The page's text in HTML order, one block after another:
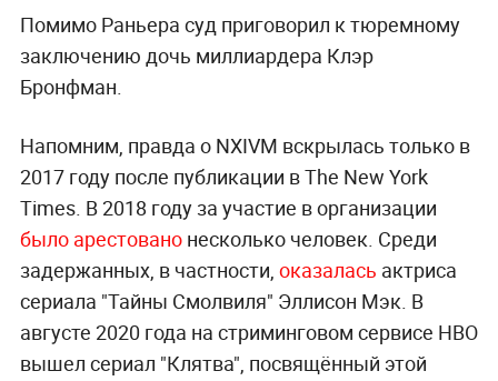
Помимо Раньера суд приговорил к тюремному
заключению дочь миллиардера Клэр
Бронфман.
Напомним, правда о NXIVM вскрылась только в
2017 году после публикации в The New York
Times. В 2018 году за участие в организации
было арестованонесколько человек. Среди
задержанных, в частности, оказалась актриса
сериала "Тайны Смолвиля" Эллисон Мэк. В
августе 2020 года на стриминговом сервисе HBO
вышел сериал "Клятва", посвящённый этой